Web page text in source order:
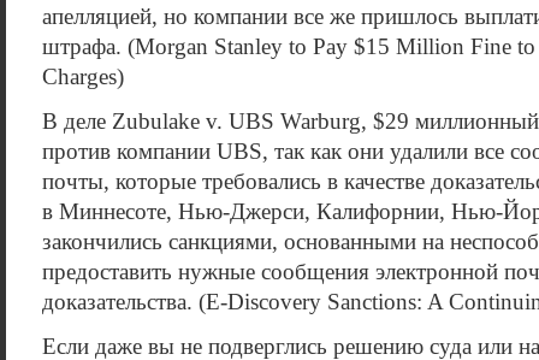
апелляцией, но компании все же пришлось
штрафа. (Morgan Stanley to Pay $15 Million Fine to
Charges)
В деле Zubulake v. UBS Warburg, $29
против компании UBS, так как они удалили все
почты, которые требовались в качестве
в Миннесоте, Нью-Джерси, Калифорнии, Нью-
закончились санкциями, основанными на
предоставить нужные сообщения электронной
доказательства. (E-Discovery Sanctions: A
Если даже вы не подверглись решению суда или